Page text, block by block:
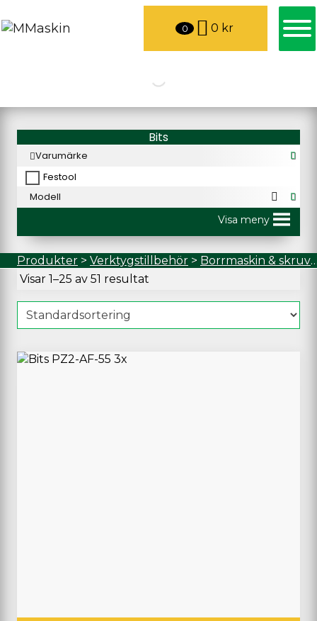
0 0 kr
Bits
Varumärke
Festool
Modell
Visa meny
Produkter > Verktygstillbehör > Borrmaskin & skruvdragaretillbehör
Visar 1–25 av 51 resultat